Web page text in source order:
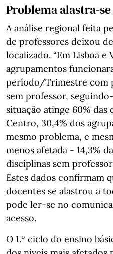
Problema alastra-
A análise regional feita
de professores deixou
localizado. “Em Lisboa e
agrupamentos
período/Trimestre com
sem professor,
situação atinge 60% das
Centro, 30,4% dos
mesmo problema, e
menos afetada - 14,3%
disciplinas sem
Estes dados confirmam
docentes se alastrou a
pode ler-se no
acesso.
O 1.º ciclo do ensino